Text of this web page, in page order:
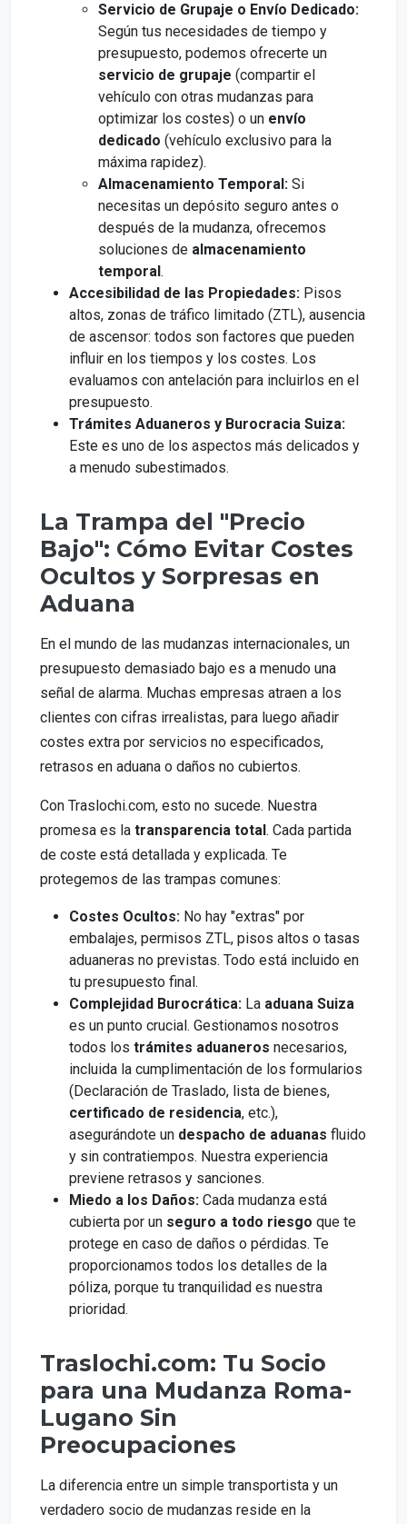
Servicio de Grupaje o Envío Dedicado:
Según tus necesidades de tiempo y
presupuesto, podemos ofrecerte un
servicio de grupaje (compartir el
vehículo con otras mudanzas para
optimizar los costes) o un envío
dedicado (vehículo exclusivo para la
máxima rapidez).
Almacenamiento Temporal: Si
necesitas un depósito seguro antes o
después de la mudanza, ofrecemos
soluciones de almacenamiento
temporal.
Accesibilidad de las Propiedades: Pisos
altos, zonas de tráfico limitado (ZTL), ausencia
de ascensor: todos son factores que pueden
influir en los tiempos y los costes. Los
evaluamos con antelación para incluirlos en el
presupuesto.
Trámites Aduaneros y Burocracia Suiza:
Este es uno de los aspectos más delicados y
a menudo subestimados.
La Trampa del "Precio
Bajo": Cómo Evitar Costes
Ocultos y Sorpresas en
Aduana
En el mundo de las mudanzas internacionales, un
presupuesto demasiado bajo es a menudo una
señal de alarma. Muchas empresas atraen a los
clientes con cifras irrealistas, para luego añadir
costes extra por servicios no especificados,
retrasos en aduana o daños no cubiertos.
Con Traslochi.com, esto no sucede. Nuestra
promesa es la transparencia total. Cada partida
de coste está detallada y explicada. Te
protegemos de las trampas comunes:
Costes Ocultos: No hay "extras" por
embalajes, permisos ZTL, pisos altos o tasas
aduaneras no previstas. Todo está incluido en
tu presupuesto final.
Complejidad Burocrática: La aduana Suiza
es un punto crucial. Gestionamos nosotros
todos los trámites aduaneros necesarios,
incluida la cumplimentación de los formularios
(Declaración de Traslado, lista de bienes,
certificado de residencia, etc.),
asegurándote un despacho de aduanas fluido
y sin contratiempos. Nuestra experiencia
previene retrasos y sanciones.
Miedo a los Daños: Cada mudanza está
cubierta por un seguro a todo riesgo que te
protege en caso de daños o pérdidas. Te
proporcionamos todos los detalles de la
póliza, porque tu tranquilidad es nuestra
prioridad.
Traslochi.com: Tu Socio
para una Mudanza Roma-
Lugano Sin
Preocupaciones
La diferencia entre un simple transportista y un
verdadero socio de mudanzas reside en la